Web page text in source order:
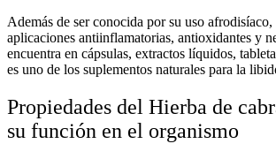
Además de ser conocida por su uso
aplicaciones antiinflamatorias, antioxidantes y
encuentra en cápsulas, extractos líquidos,
es uno de los suplementos naturales para la
Propiedades del Hierba de
su función en el organismo